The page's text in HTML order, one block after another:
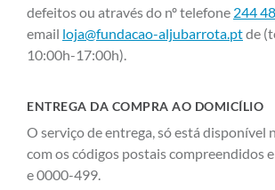
defeitos ou através do nº telefone 244
email loja@fundacao-aljubarrota.ptde
10:00h-17:00h).
ENTREGA DA COMPRA AO DOMICÍLIO
O serviço de entrega, só está disponível
com os códigos postais compreendidos
e 0000-499.